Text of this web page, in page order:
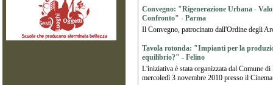
Convegno: "Rigenerazione Urbana -
Confronto" - Parma
Il Convegno, patrocinato dall'Ordine degli
Tavola rotonda: "Impianti per la
equilibrio?" - Felino
L'iniziativa è stata organizzata dal Comune
mercoledì 3 novembre 2010 presso il